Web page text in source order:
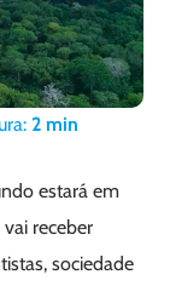
2 min
estará em
receber
sociedade